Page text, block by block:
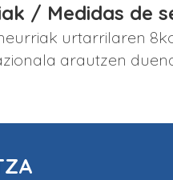
/ Medidas de
urtarrilaren
arautzen